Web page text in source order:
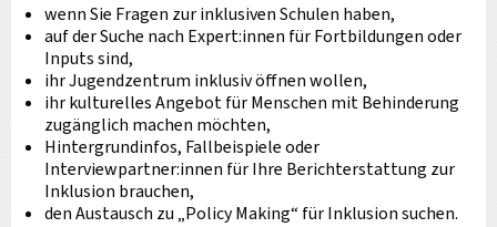
wenn Sie Fragen zur inklusiven Schulen haben,
auf der Suche nach Expert:innen für Fortbildungen oder
Inputs sind,
ihr Jugendzentrum inklusiv öffnen wollen,
ihr kulturelles Angebot für Menschen mit Behinderung
zugänglich machen möchten,
Hintergrundinfos, Fallbeispiele oder
Interviewpartner:innen für Ihre Berichterstattung zur
Inklusion brauchen,
den Austausch zu „Policy Making“ für Inklusion suchen.